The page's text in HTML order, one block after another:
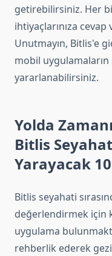
getirebilirsiniz. Her
ihtiyaçlarınıza
Unutmayın, Bitlis'e
mobil
yararlanabilirsiniz.
Yolda
Bitlis
Yarayacak
Bitlis seyahati
değerlendirmek için
uygulama
rehberlik ederek